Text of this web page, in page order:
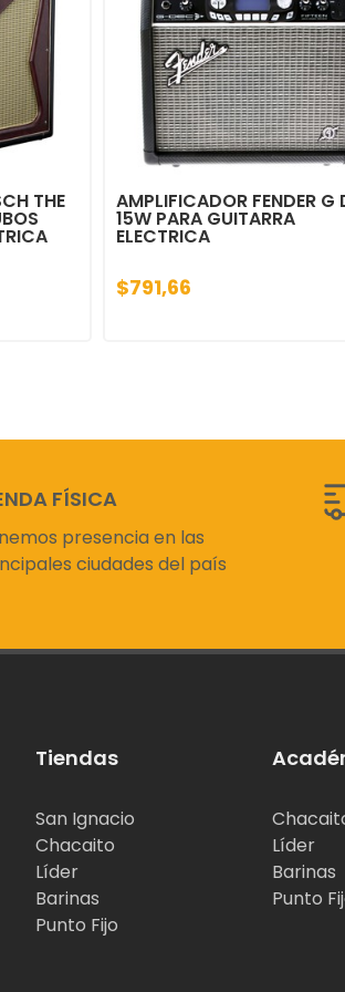
THE AMPLIFICADOR FENDER G
15W PARA GUITARRA
ELECTRICA
$791,66
FÍSICA
presencia en las
ciudades del país
Tiendas
San Ignacio
Chacaito
Líder
Barinas
Punto Fijo
Líder
Barinas
Punto